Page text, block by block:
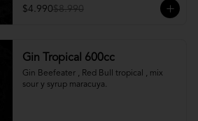
$4.990$8.990
Gin Tropical 600cc
Gin Beefeater , Red Bull tropical , mix
sour y syrup maracuya.